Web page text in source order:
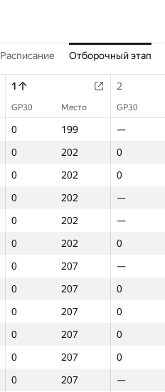
Расписание Отборочный этап
1 2
GP30 Место GP30
0 199 —
0 202 0
0 202 0
0 202 —
0 202 —
0 202 0
0 207 —
0 207 0
0 207 0
0 207 0
0 207 0
0 207 —